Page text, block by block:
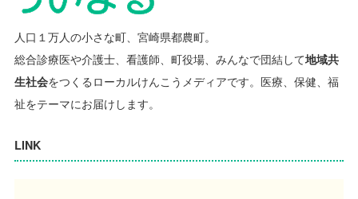
人口１万人の小さな町、宮崎県都農町。
総合診療医や介護士、看護師、町役場、みんなで団結して地域共
生社会をつくるローカルけんこうメディアです。 医療、保健、福
祉をテーマにお届けします。
LINK